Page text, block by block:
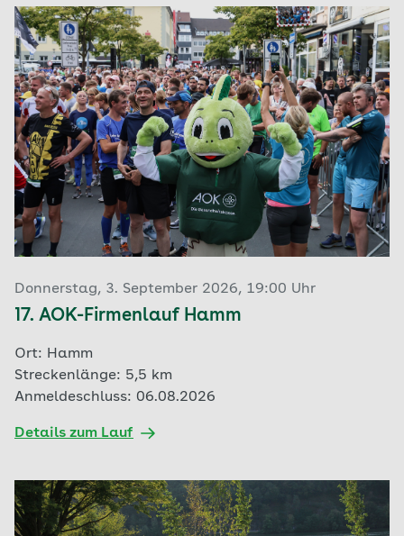
Donnerstag, 3. September 2026, 19:00 Uhr
17. AOK-Firmenlauf Hamm
Ort: Hamm
Streckenlänge: 5,5 km
Anmeldeschluss: 06.08.2026
Details zum Lauf